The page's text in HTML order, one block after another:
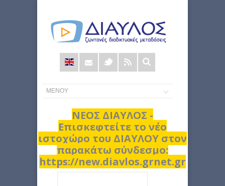
Φόρμα
αναζήτησης
ΝΕΟΣ ΔΙΑΥΛΟΣ -
Επισκεφτείτε το νέο
ιστοχώρο του ΔΙΑΥΛΟΥ στον
παρακάτω σύνδεσμο:
https://new.diavlos.grnet.gr